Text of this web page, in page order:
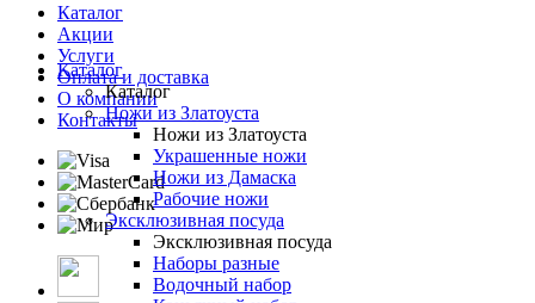
Каталог
Акции
Услуги
Оплата и доставка
О компании
Контакты
Каталог
Каталог
Ножи из Златоуста
Ножи из Златоуста
Украшенные ножи
Ножи из Дамаска
Рабочие ножи
Эксклюзивная посуда
Эксклюзивная посуда
Наборы разные
Водочный набор